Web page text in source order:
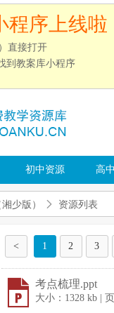
程序上线啦
直接打开
到教案库小程序
初中资源 高
少版） 资源列表
< 1 2 3
考点梳理.ppt
大小：1328 kb |